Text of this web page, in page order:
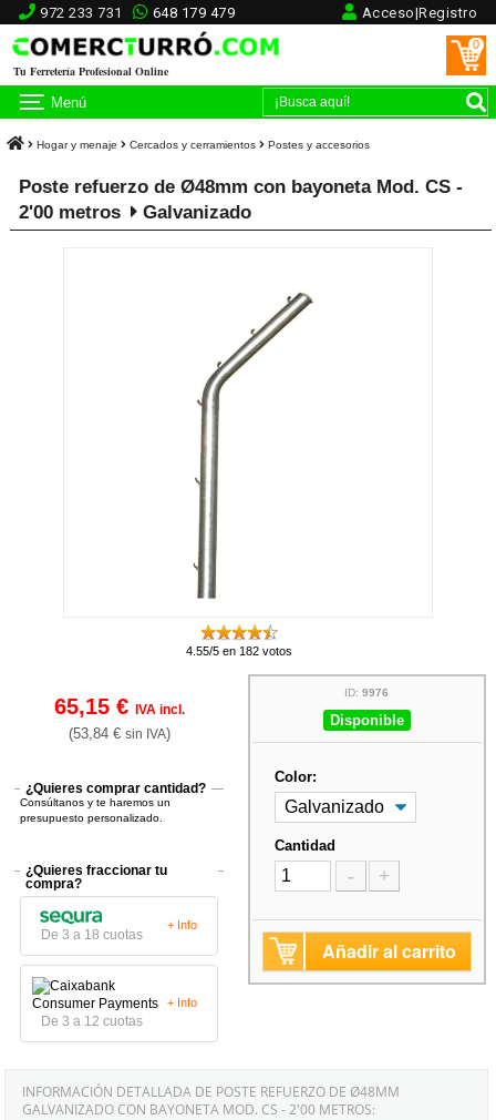
972 233 731 648 179 479 Acceso|Registro
Tu Ferretería Profesional Online
0
Menú
Hogar y menaje Cercados y cerramientos Postes y accesorios
Poste refuerzo de Ø48mm con bayoneta Mod. CS -
2'00 metros
Galvanizado
4.55/5 en 182 votos
65,15 € IVA incl.
(53,84 € sin IVA)
¿Quieres comprar cantidad?
Consúltanos y te haremos un
presupuesto personalizado.
¿Quieres fraccionar tu
compra?
De 3 a 18 cuotas
+ Info
De 3 a 12 cuotas
+ Info
ID:9976
Disponible
Color:
Cantidad
- +
Añadir al carrito
INFORMACIÓN DETALLADA DE POSTE REFUERZO DE Ø48MM
GALVANIZADO CON BAYONETA MOD. CS - 2'00 METROS: